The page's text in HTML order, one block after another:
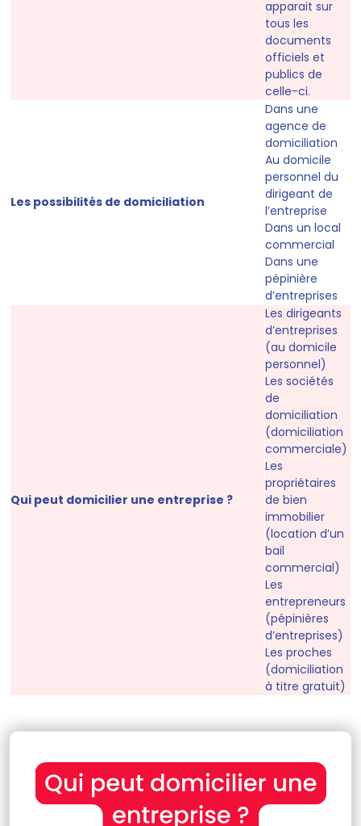
apparait sur
tous les
documents
officiels et
publics de
celle-ci.
Les possibilités de domiciliation
Dans une
agence de
domiciliation
Au domicile
personnel du
dirigeant de
l’entreprise
Dans un local
commercial
Dans une
pépinière
d’entreprises
Qui peut domicilier une entreprise ?
Les dirigeants
d’entreprises
(au domicile
personnel)
Les sociétés
de
domiciliation
(domiciliation
commerciale)
Les
propriétaires
de bien
immobilier
(location d’un
bail
commercial)
Les
entrepreneurs
(pépinières
d’entreprises)
Les proches
(domiciliation
à titre gratuit)